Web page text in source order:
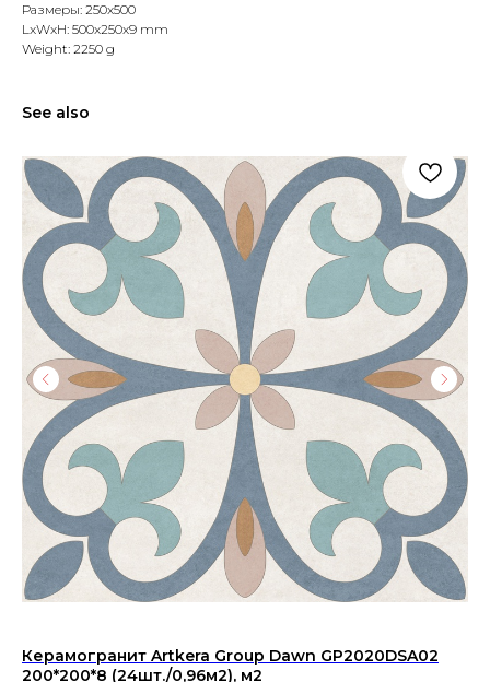
Размеры: 250x500
LxWxH: 500x250x9 mm
Weight: 2250 g
See also
Керамогранит Artkera Group Dawn GP2020DSA02
200*200*8 (24шт./0,96м2), м2